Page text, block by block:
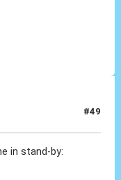
#49
in stand-by: